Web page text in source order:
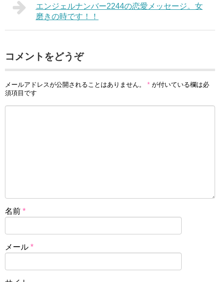
エンジェルナンバー2244の恋愛メッセージ。女
磨きの時です！！
コメントをどうぞ
メールアドレスが公開されることはありません。 * が付いている欄は必
須項目です
名前 *
メール *